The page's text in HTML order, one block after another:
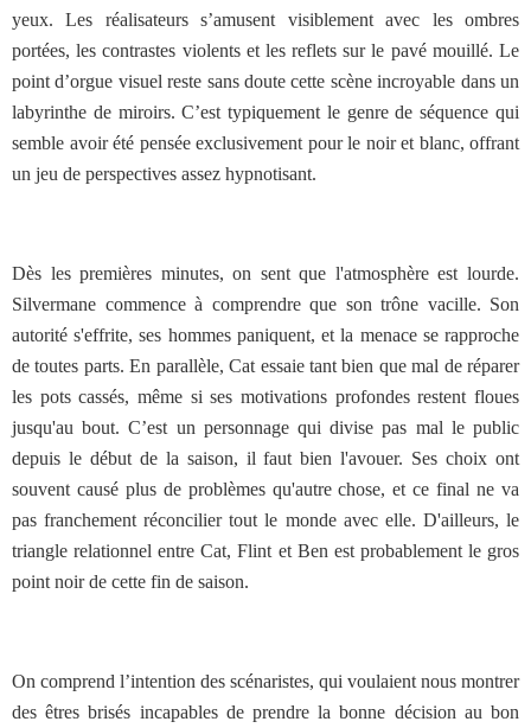
yeux. Les réalisateurs s’amusent visiblement avec les ombres
portées, les contrastes violents et les reflets sur le pavé mouillé. Le
point d’orgue visuel reste sans doute cette scène incroyable dans un
labyrinthe de miroirs. C’est typiquement le genre de séquence qui
semble avoir été pensée exclusivement pour le noir et blanc, offrant
un jeu de perspectives assez hypnotisant.
Dès les premières minutes, on sent que l'atmosphère est lourde.
Silvermane commence à comprendre que son trône vacille. Son
autorité s'effrite, ses hommes paniquent, et la menace se rapproche
de toutes parts. En parallèle, Cat essaie tant bien que mal de réparer
les pots cassés, même si ses motivations profondes restent floues
jusqu'au bout. C’est un personnage qui divise pas mal le public
depuis le début de la saison, il faut bien l'avouer. Ses choix ont
souvent causé plus de problèmes qu'autre chose, et ce final ne va
pas franchement réconcilier tout le monde avec elle. D'ailleurs, le
triangle relationnel entre Cat, Flint et Ben est probablement le gros
point noir de cette fin de saison.
On comprend l’intention des scénaristes, qui voulaient nous montrer
des êtres brisés incapables de prendre la bonne décision au bon